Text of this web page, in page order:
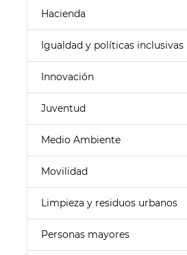
Hacienda
Igualdad y políticas inclusivas
Innovación
Juventud
Medio Ambiente
Movilidad
Limpieza y residuos urbanos
Personas mayores